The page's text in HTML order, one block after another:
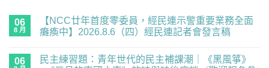
06
8 月
【NCC廿年首度零委員，經民連示警重要業務全面
癱瘓中】2026.8.6（四）經民連記者會發言稿
廿
留
06
民主練習題：青年世代的民主補課潮｜《黑風箏》